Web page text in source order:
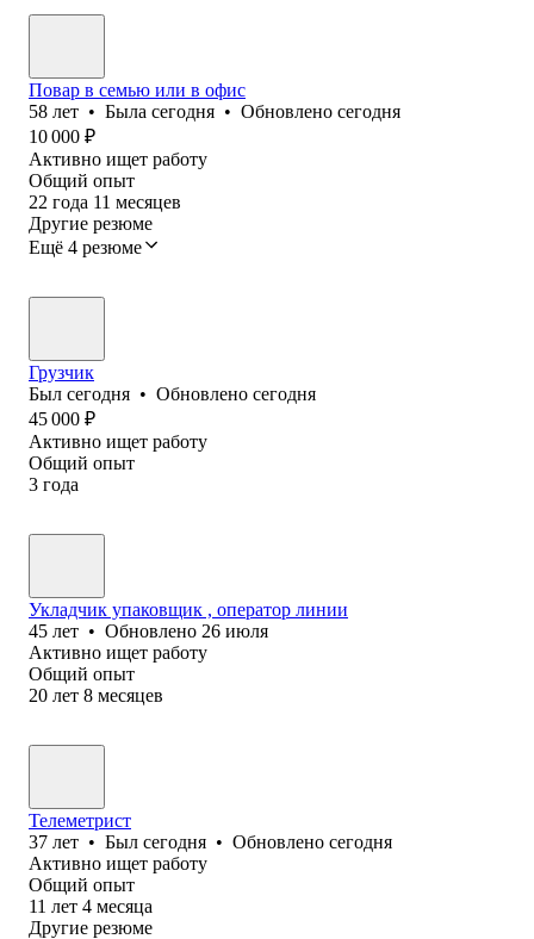
Повар в семью или в офис
58 лет • Была сегодня • Обновлено сегодня
10 000 ₽
Активно ищет работу
Общий опыт
22 года 11 месяцев
Другие резюме
Ещё 4 резюме
Грузчик
Был сегодня • Обновлено сегодня
45 000 ₽
Активно ищет работу
Общий опыт
3 года
Укладчик упаковщик , оператор линии
45 лет • Обновлено 26 июля
Активно ищет работу
Общий опыт
20 лет 8 месяцев
Телеметрист
37 лет • Был сегодня • Обновлено сегодня
Активно ищет работу
Общий опыт
11 лет 4 месяца
Другие резюме